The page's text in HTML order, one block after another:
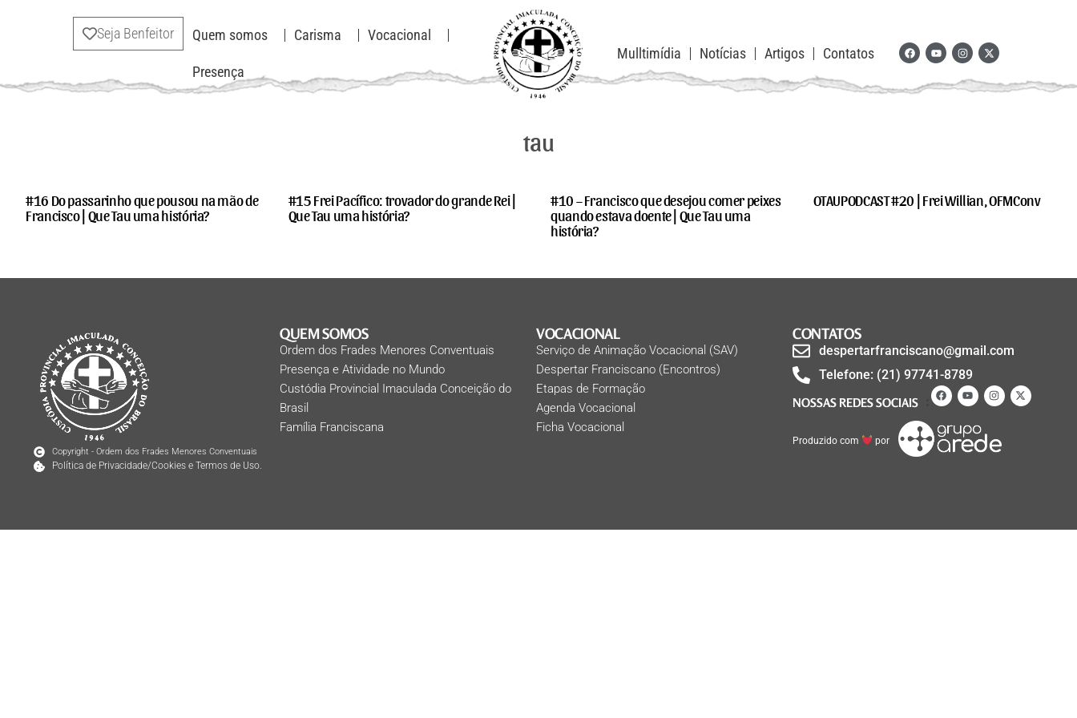
Seja Benfeitor Quem somos Carisma Vocacional
Presença
Mulltimídia Notícias Artigos Contatos
tau
#16 Do passarinho que pousou na mão de
Francisco | Que Tau uma história?
#15 Frei Pacífico: trovador do grande Rei |
Que Tau uma história?
#10 – Francisco que desejou comer peixes
quando estava doente | Que Tau uma
história?
OTAUPODCAST #20 | Frei Willian, OFMConv
Copyright - Ordem dos Frades Menores Conventuais
Política de Privacidade/Cookies e Termos de Uso.
QUEM SOMOS
Ordem dos Frades Menores Conventuais
Presença e Atividade no Mundo
Custódia Provincial Imaculada Conceição do
Brasil
Família Franciscana
VOCACIONAL
Serviço de Animação Vocacional (SAV)
Despertar Franciscano (Encontros)
Etapas de Formação
Agenda Vocacional
Ficha Vocacional
CONTATOS
despertarfranciscano@gmail.com
Telefone: (21) 97741-8789
NOSSAS REDES SOCIAIS
Produzido com por